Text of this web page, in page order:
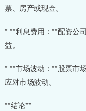
票、房产或现金。
* **利息费用：**配资公
益。
* **市场波动：**股票市
应对市场波动。
**结论**